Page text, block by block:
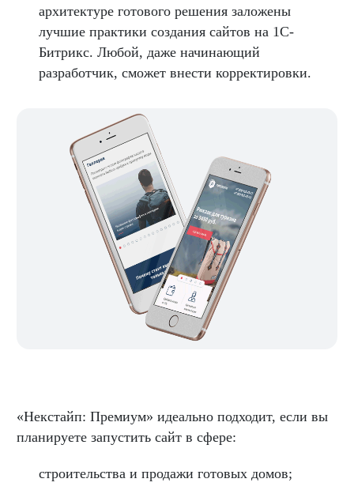
архитектуре готового решения заложены
лучшие практики создания сайтов на 1С-
Битрикс. Любой, даже начинающий
разработчик, сможет внести корректировки.
«Некстайп: Премиум» идеально подходит, если вы
планируете запустить сайт в сфере:
строительства и продажи готовых домов;